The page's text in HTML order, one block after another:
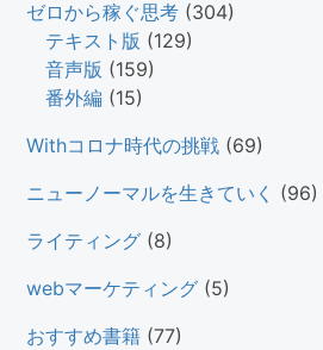
ゼロから稼ぐ思考 (304)
テキスト版 (129)
音声版 (159)
番外編 (15)
Withコロナ時代の挑戦 (69)
ニューノーマルを生きていく (96)
ライティング (8)
webマーケティング (5)
おすすめ書籍 (77)